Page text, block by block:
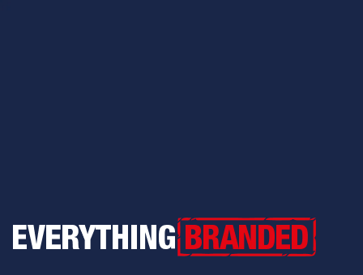
Everything Branded